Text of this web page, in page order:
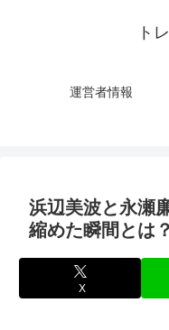
ト
運営者情報
浜辺美波と永瀬
縮めた瞬間とは
X